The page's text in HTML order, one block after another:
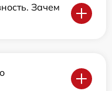
Зачем